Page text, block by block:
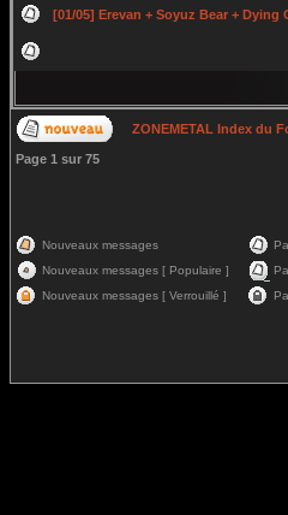
[01/05] Erevan + Soyuz Bear + Dying
ZONEMETAL Index du
Page 1 sur 75
Nouveaux messages
Nouveaux messages [ Populaire ]
Nouveaux messages [ Verrouillé ]